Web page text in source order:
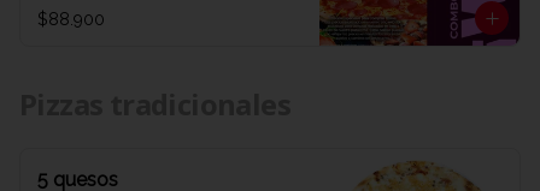
combinación explosiva de sabores y
diversión que te dejará diciendo WOW
$88.900
5 quesos